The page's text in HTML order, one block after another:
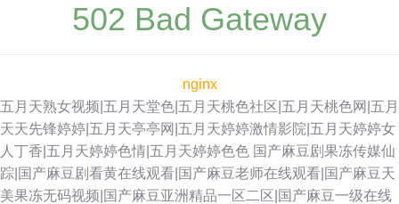
502 Bad Gateway
nginx
五月天熟女视频|五月天堂色|五月天桃色社区|五月天桃色网|五月
天天先锋婷婷|五月天亭亭网|五月天婷婷激情影院|五月天婷婷女
人丁香|五月天婷婷色情|五月天婷婷色色 国产麻豆剧果冻传媒仙
踪|国产麻豆剧看黄在线观看|国产麻豆老师在线观看|国产麻豆天
美果冻无码视频|国产麻豆亚洲精品一区二区|国产麻豆一级在线